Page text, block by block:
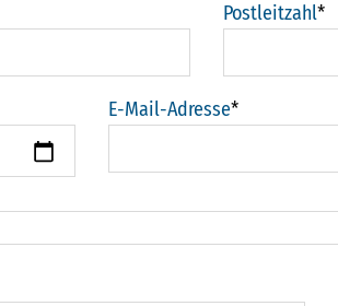
Postleitzahl*
E-Mail-Adresse*